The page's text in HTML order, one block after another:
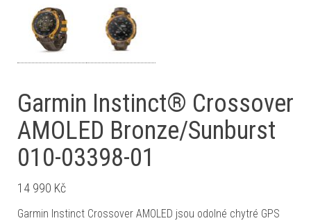
Garmin Instinct® Crossover
AMOLED Bronze/Sunburst
010-03398-01
14 990 Kč
Garmin Instinct Crossover AMOLED jsou odolné chytré GPS